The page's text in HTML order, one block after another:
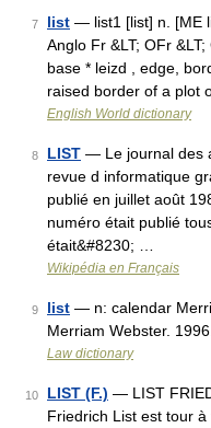
7 list — list1 [list] n. [ME
Anglo Fr &LT; OFr
base * leizd , edge,
raised border of a plot
English World dictionary
8 LIST — Le journal des
revue d informatique
publié en juillet août
numéro était publié
était&#8230; …
Wikipédia en Français
9 list — n: calendar
Merriam Webster.
Law dictionary
10 LIST (F.) — LIST
Friedrich List est tour